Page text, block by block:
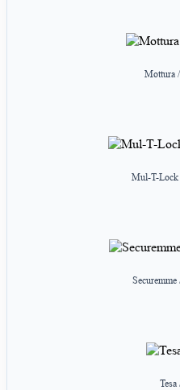
Mottura
Mul-T-Lock
Tesa